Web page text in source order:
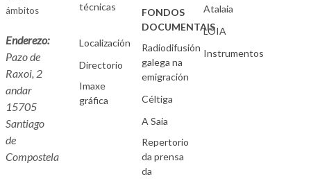
ámbitos
Enderezo:
Pazo de
Raxoi, 2
andar
15705
Santiago
de
Compostela
técnicas
Localización
Directorio
Imaxe
gráfica
FONDOS
DOCUMENTAIS
Radiodifusión
galega na
emigración
Céltiga
A Saia
Repertorio
da prensa
da
Atalaia
LOIA
Instrumentos